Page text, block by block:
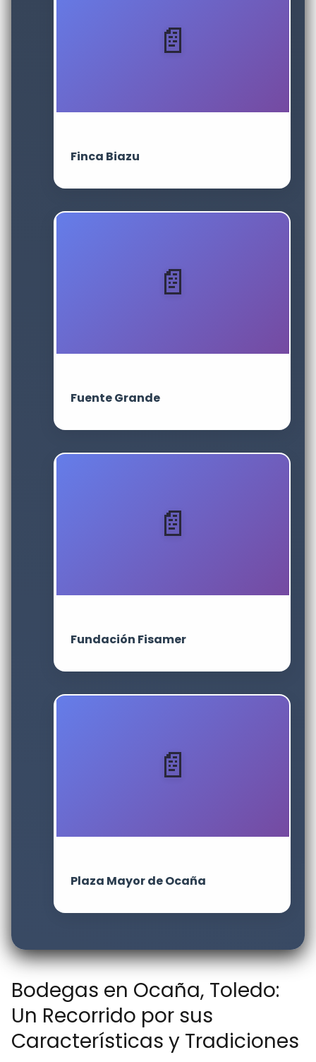
Finca Biazu
Fuente Grande
Fundación Fisamer
Plaza Mayor de Ocaña
Bodegas en Ocaña, Toledo:
Un Recorrido por sus
Características y Tradiciones